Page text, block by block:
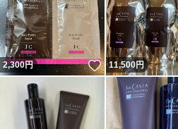
2,300円 いいね！
11,500円